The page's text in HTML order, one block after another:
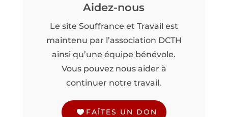
Aidez-nous
Le site Souffrance et Travail est
maintenu par l’association DCTH
ainsi qu’une équipe bénévole.
Vous pouvez nous aider à
continuer notre travail.
FAÎTES UN DON